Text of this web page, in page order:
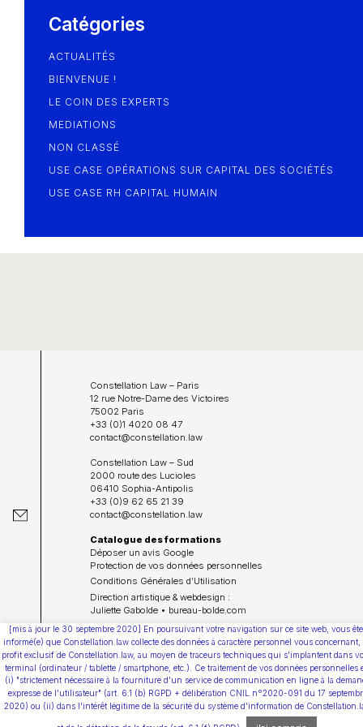
Catégories
ACTUALITÉS
BIENVENUE !
LE COIN DES EXPERTS
MEDIATIONS
NON CLASSÉ
USE CASE OPÉRATIONS SUR CAPITAL DES SOCIÉTÉS
USE CASE RH CAPITAL HUMAIN
Constellation Law – Paris
12 rue Notre-Dame des Victoires
75002 Paris
+33 (0)1 4020 08 47
contact@constellation.law
Constellation Law – Sud
2000 route des Lucioles
06410 Sophia-Antipolis
+33 (0)9 62 65 21 39
contact@constellation.law
Catalogue des formations
Déposer un avis Google
Protection de vos données personnelles
Conditions Générales d’Utilisation
Direction artistique & webdesign :
Juliette Gabolde • bureau-bolde.com
Youtube
[mis à jour le 30 septembre 2020] En poursuivant votre navigation sur ce site web, vous
informé(e) que Constellation.law collecte des données à caractère personnel vous concernant,
profit exclusif de Constellation.law, au moyen de traceurs techniques qui s'implantent dans
terminal (ordinateur / tablette / smartphone, etc.). Ce traitement de vos données personnelles
(i) "strictement nécessaire à la fourniture d'un service de communication en ligne à la
expresse de l'utilisateur" (art. 6.1 (b) RGPD + délibération CNIL n°2020-091 du 17
2020) ou (ii) dans l'intérêt légitime de la sécurité du système d'information de